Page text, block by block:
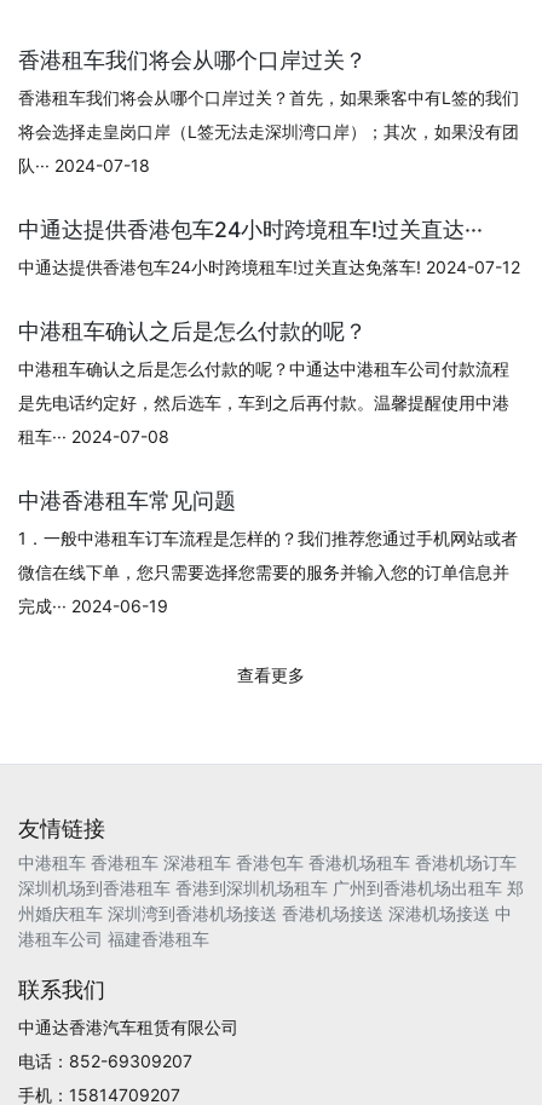
香港租车我们将会从哪个口岸过关？
香港租车我们将会从哪个口岸过关？首先，如果乘客中有L签的我们
将会选择走皇岗口岸（L签无法走深圳湾口岸）；其次，如果没有团
队··· 2024-07-18
中通达提供香港包车24小时跨境租车!过关直达···
中通达提供香港包车24小时跨境租车!过关直达免落车! 2024-07-12
中港租车确认之后是怎么付款的呢？
中港租车确认之后是怎么付款的呢？中通达中港租车公司付款流程
是先电话约定好，然后选车，车到之后再付款。温馨提醒使用中港
租车··· 2024-07-08
中港香港租车常见问题
1．一般中港租车订车流程是怎样的？我们推荐您通过手机网站或者
微信在线下单，您只需要选择您需要的服务并输入您的订单信息并
完成··· 2024-06-19
查看更多
友情链接
中港租车 香港租车 深港租车 香港包车 香港机场租车 香港机场订车
深圳机场到香港租车 香港到深圳机场租车 广州到香港机场出租车 郑
州婚庆租车 深圳湾到香港机场接送 香港机场接送 深港机场接送 中
港租车公司 福建香港租车
联系我们
中通达香港汽车租赁有限公司
电话：852-69309207
手机：15814709207